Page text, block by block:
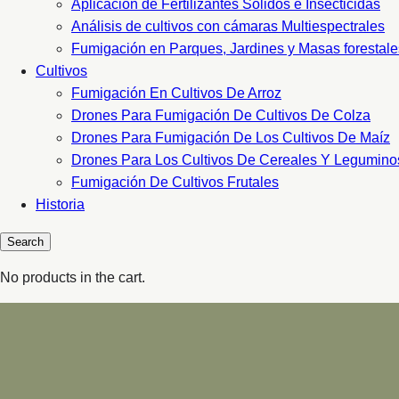
Aplicacion de Fertilizantes Sólidos e Insecticidas
Análisis de cultivos con cámaras Multiespectrales
Fumigación en Parques, Jardines y Masas
Cultivos
Fumigación En Cultivos De Arroz
Drones Para Fumigación De Cultivos De Colza
Drones Para Fumigación De Los Cultivos De Maíz
Drones Para Los Cultivos De Cereales Y
Fumigación De Cultivos Frutales
Historia
No products in the cart.